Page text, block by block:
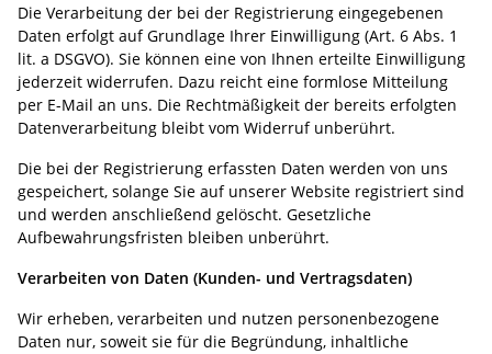
Die Verarbeitung der bei der Registrierung eingegebenen
Daten erfolgt auf Grundlage Ihrer Einwilligung (Art. 6 Abs. 1
lit. a DSGVO). Sie können eine von Ihnen erteilte Einwilligung
jederzeit widerrufen. Dazu reicht eine formlose Mitteilung
per E-Mail an uns. Die Rechtmäßigkeit der bereits erfolgten
Datenverarbeitung bleibt vom Widerruf unberührt.
Die bei der Registrierung erfassten Daten werden von uns
gespeichert, solange Sie auf unserer Website registriert sind
und werden anschließend gelöscht. Gesetzliche
Aufbewahrungsfristen bleiben unberührt.
Verarbeiten von Daten (Kunden- und Vertragsdaten)
Wir erheben, verarbeiten und nutzen personenbezogene
Daten nur, soweit sie für die Begründung, inhaltliche